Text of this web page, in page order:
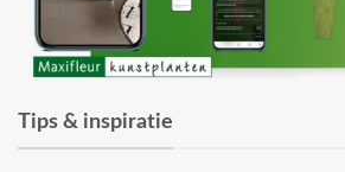
Tips & inspiratie